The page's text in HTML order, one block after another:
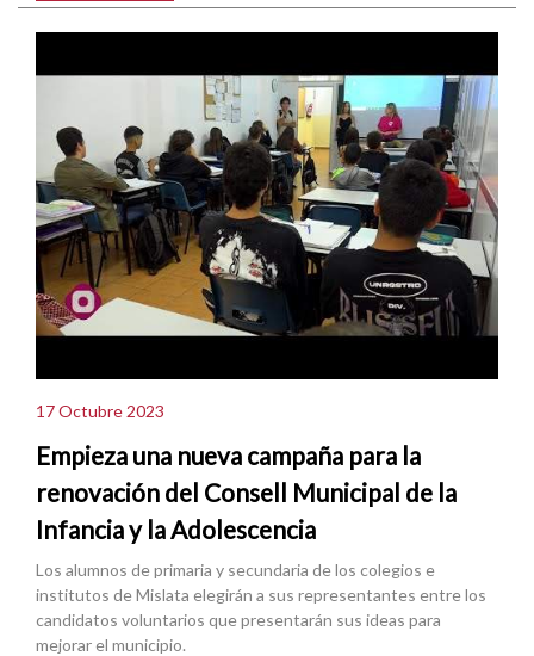
17 Octubre 2023
Empieza una nueva campaña para la
renovación del Consell Municipal de la
Infancia y la Adolescencia
Los alumnos de primaria y secundaria de los colegios e
institutos de Mislata elegirán a sus representantes entre los
candidatos voluntarios que presentarán sus ideas para
mejorar el municipio.